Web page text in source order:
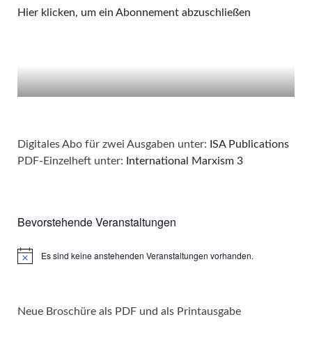
Hier klicken, um ein Abonnement abzuschließen
Digitales Abo für zwei Ausgaben unter: ISA Publications
PDF-Einzelheft unter:
International Marxism 3
Bevorstehende Veranstaltungen
HinweisEs sind keine anstehenden Veranstaltungen vorhanden.
Neue Broschüre als PDF und als Printausgabe